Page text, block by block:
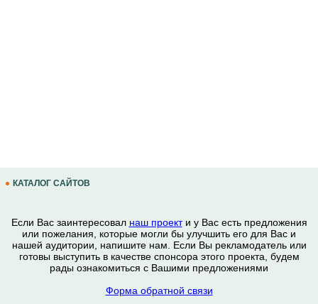
КАТАЛОГ САЙТОВ
Если Вас заинтересовал наш проекти у Вас есть предложения
или пожелания, которые могли бы улучшить его для Вас и
нашей аудитории, напишите нам. Если Вы рекламодатель или
готовы выступить в качестве спонсора этого проекта, будем
рады ознакомиться с Вашими предложениями
Форма обратной связи